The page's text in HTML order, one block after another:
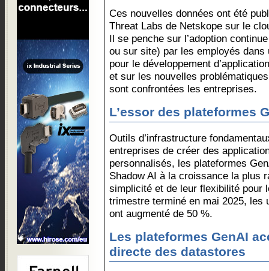
Ces nouvelles données ont été
Threat Labs de Netskope sur le
Il se penche sur l’adoption
ou sur site) par les employés dans
pour le développement
et sur les nouvelles
sont confrontées les entreprises.
L’essor des plateformes
Outils d’infrastructure
entreprises de créer des
personnalisés, les plateformes
Shadow AI à la croissance la plus
simplicité et de leur flexibilité pour
trimestre terminé en mai 2025, les
ont augmenté de 50 %.
Les plateformes GenAI
directe des datastores